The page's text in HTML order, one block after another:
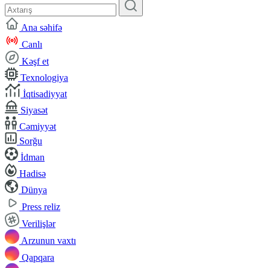
Ana səhifə
Canlı
Kəşf et
Texnologiya
İqtisadiyyat
Siyasət
Cəmiyyət
Sorğu
İdman
Hadisə
Dünya
Press reliz
Verilişlər
Arzunun vaxtı
Qapqara